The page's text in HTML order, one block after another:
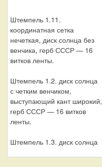
Штемпель 1.11.
координатная сетка
нечеткая, диск солнца без
венчика, герб СССР — 16
витков ленты.
Штемпель 1.2. диск солнца
с четким венчиком,
выступающий кант широкий,
герб СССР — 16 витков
ленты.
Штемпель 1.3. диск солнца